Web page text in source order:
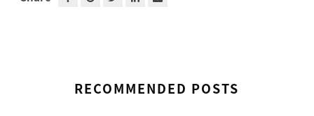
RECOMMENDED POSTS